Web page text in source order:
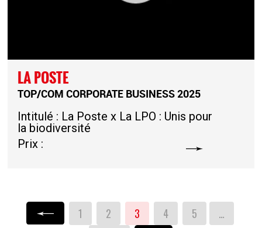
LA POSTE
TOP/COM CORPORATE BUSINESS 2025
Intitulé : La Poste x La LPO : Unis pour
la biodiversité
Prix :
1 2 3 4 5
…